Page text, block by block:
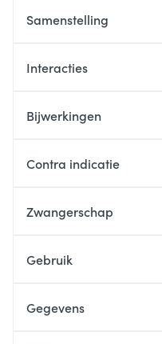
Samenstelling
Interacties
Bijwerkingen
Contra indicatie
Zwangerschap
Gebruik
Gegevens